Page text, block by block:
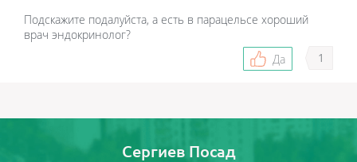
Подскажите подалуйста, а есть в парацельсе хороший
врач эндокринолог?
Да
1
Сергиев Посад